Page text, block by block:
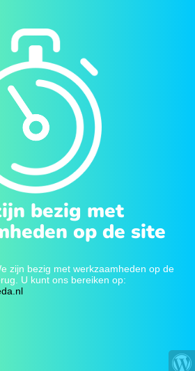
bezig met
op de site
zijn bezig met werkzaamheden op de
U kunt ons bereiken op: